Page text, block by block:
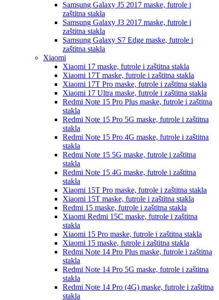
Samsung Galaxy J5 2017 maske, futrole i
zaštitna stakla
Samsung Galaxy J3 2017 maske, futrole i
zaštitna stakla
Samsung Galaxy S7 Edge maske, futrole i
zaštitna stakla
Xiaomi
Xiaomi 17 maske, futrole i zaštitna stakla
Xiaomi 17T maske, futrole i zaštitna stakla
Xiaomi 17T Pro maske, futrole i zaštitna stakla
Xiaomi 17 Ultra maske, futrole i zaštitna stakla
Redmi Note 15 Pro Plus maske, futrole i zaštitna
stakla
Redmi Note 15 Pro 5G maske, futrole i zaštitna
stakla
Redmi Note 15 Pro 4G maske, futrole i zaštitna
stakla
Redmi Note 15 5G maske, futrole i zaštitna
stakla
Redmi Note 15 4G maske, futrole i zaštitna
stakla
Xiaomi 15T Pro maske, futrole i zaštitna stakla
Xiaomi 15T maske, futrole i zaštitna stakla
Redmi 15 maske, futrole i zaštitna stakla
Xiaomi Redmi 15C maske, futrole i zaštitna
stakla
Xiaomi 15 Pro maske, futrole i zaštitna stakla
Xiaomi 15 maske, futrole i zaštitna stakla
Redmi Note 14 Pro Plus maske, futrole i zaštitna
stakla
Redmi Note 14 Pro 5G maske, futrole i zaštitna
stakla
Redmi Note 14 Pro (4G) maske, futrole i zaštitna
stakla